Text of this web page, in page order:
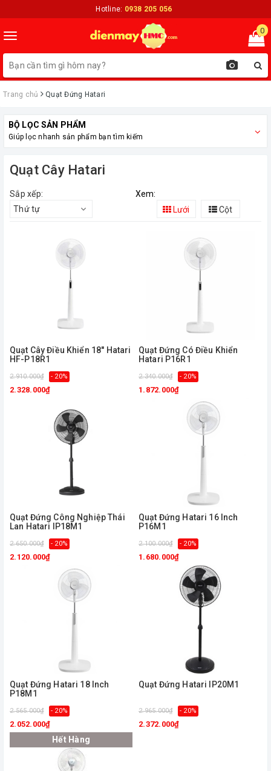
Hotline: 0938 205 056
Toggle
navigation
0
Trang chủ Quạt Đứng Hatari
BỘ LỌC SẢN PHẨM
Giúp lọc nhanh sản phẩm bạn tìm kiếm
Quạt Cây Hatari
Sắp xếp:
Thứ tự
Xem:
Lưới
Cột
Quạt Cây Điều Khiển 18'' Hatari
HF-P18R1
2.910.000₫ - 20%
2.328.000₫
Quạt Đứng Có Điều Khiển
Hatari P16R1
2.340.000₫ - 20%
1.872.000₫
Quạt Đứng Công Nghiệp Thái
Lan Hatari IP18M1
2.650.000₫ - 20%
2.120.000₫
Quạt Đứng Hatari 16 Inch
P16M1
2.100.000₫ - 20%
1.680.000₫
Quạt Đứng Hatari 18 Inch
P18M1
2.565.000₫ - 20%
2.052.000₫
Quạt Đứng Hatari IP20M1
2.965.000₫ - 20%
2.372.000₫
Hết Hàng